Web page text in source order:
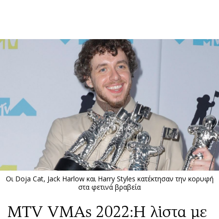
ΣΥΝΔΕΣΗ
Κύπρος
Παιδεία
Βουλευτικές 2026
Εκλογές 2024
Προεδρικές 2023
Διπλωματία
Απόψεις
Αρθρογραφία
The Hill
Υγεία
Αγγελίες
Ενοικιάζονται
Πωλούνται
Θέσεις εργασίας
Οι Doja Cat, Jack Harlow και Harry Styles κατέκτησαν την κορυφή
στα φετινά βραβεία
MTV VMAs 2022:H λίστα με